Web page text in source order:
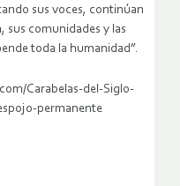
sus voces, continúan
sus comunidades y las
toda la humanidad”.
Carabelas-del-Siglo-
permanente